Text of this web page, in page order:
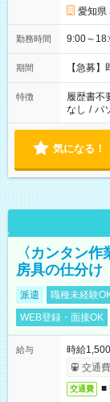
愛知県
勤務時間 9:00～
期間 【急募
特徴 履歴書不
なし / パ
気になる！
〈カンタン
房具の仕分け
派遣 職種未経験
WEB登録・面接OK
給与
時給
交通
交通費 ■